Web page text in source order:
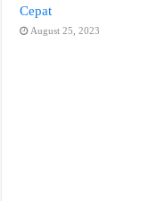
Cepat
August 25, 2023